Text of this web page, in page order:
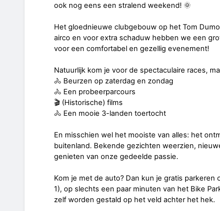
ook nog eens een stralend weekend! 🌞
Het gloednieuwe clubgebouw op het Tom
airco en voor extra schaduw hebben we een
voor een comfortabel en gezellig evenement!
Natuurlijk kom je voor de spectaculaire races,
🚴 Beurzen op zaterdag en zondag
🚴 Een probeerparcours
🎬 (Historische) films
🚴 Een mooie 3-landen toertocht
En misschien wel het mooiste van alles: het
buitenland. Bekende gezichten weerzien,
genieten van onze gedeelde passie.
Kom je met de auto? Dan kun je gratis
1), op slechts een paar minuten van het Bike
zelf worden gestald op het veld achter het hek.